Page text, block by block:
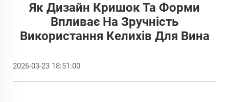
Як Дизайн Кришок Та Форми
Впливає На Зручність
Використання Келихів Для Вина
2026-03-23 18:51:00